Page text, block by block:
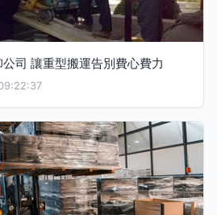
司 讓重型搬運告別費心費力